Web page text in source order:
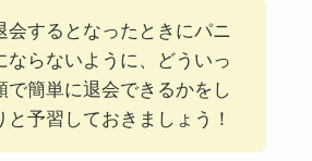
会するとなったときにパニ
ならないように、どういっ
で簡単に退会できるかをし
と予習しておきましょう！